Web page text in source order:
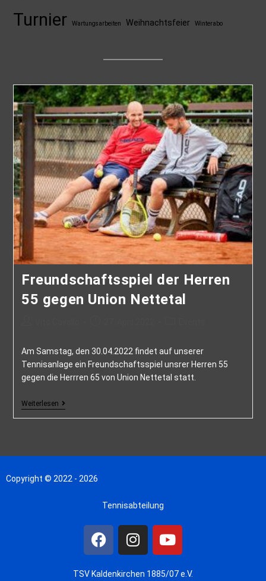
Turnier Wartungsarbeiten Weihnachtsfeier Winterabo
Freundschaftsspiel der Herren
55 gegen Union Nettetal
Am Samstag, den 30.04.2022 findet auf unserer
Tennisanlage ein Freundschaftsspiel unsrer Herren 55
gegen die Herrren 65 von Union Nettetal statt.
Weiterlesen
Copyright © 2022 - 2026
Tennisabteilung
TSV Kaldenkirchen 1885/07 e.V.